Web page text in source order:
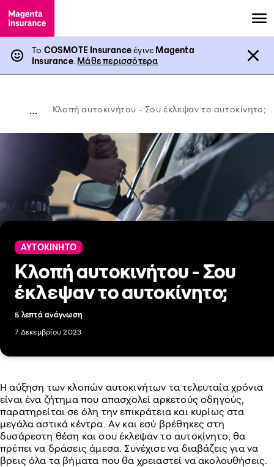
Το COSMOTE InsuranceέγινεMagenta
Insurance. Μάθε περισσότερα
... Κλοπή αυτοκινήτου - Σου έκλεψαν το αυτοκίνητο;
ΑΥΤΟΚΙΝΗΤΟ
Κλοπή αυτοκινήτου - Σου
έκλεψαν το αυτοκίνητο;
5 λεπτά ανάγνωση
7 Δεκεμβρίου 2023
Η αύξηση των κλοπών αυτοκινήτων τα τελευταία χρόνια
είναι ένα ζήτημα που απασχολεί αρκετούς οδηγούς,
παρατηρείται σε όλη την επικράτεια και κυρίως στα
μεγάλα αστικά κέντρα. Αν και εσύ βρέθηκες στη
δυσάρεστη θέση και σου έκλεψαν το αυτοκίνητο, θα
πρέπει να δράσεις άμεσα. Συνέχισε να διαβάζεις για να
βρεις όλα τα βήματα που θα χρειαστεί να ακολουθήσεις.